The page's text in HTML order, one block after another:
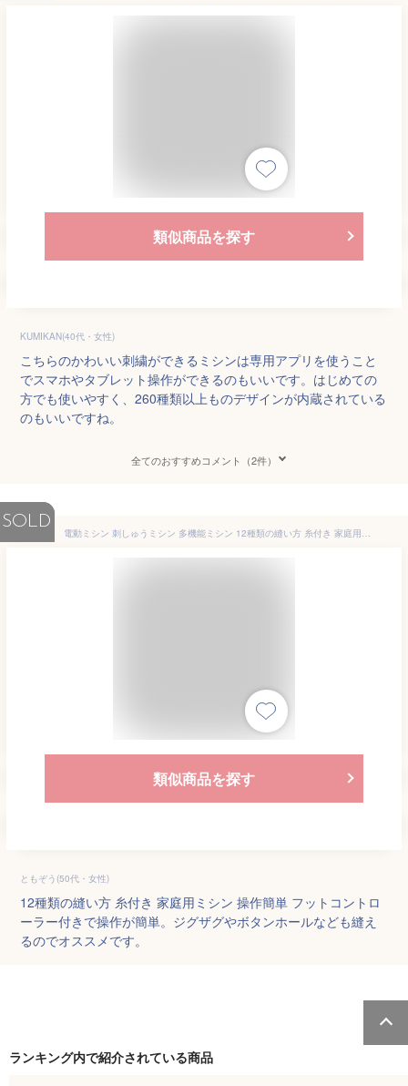
類似商品を探す
KUMIKAN(40代・女性)
こちらのかわいい刺繍ができるミシンは専用アプリを使うこと
でスマホやタブレット操作ができるのもいいです。はじめての
方でも使いやすく、260種類以上ものデザインが内蔵されている
のもいいですね。
全てのおすすめコメント（2件）
SOLD
電動ミシン 刺しゅうミシン 多機能ミシン 12種類の縫い方 糸付き 家庭用ミシン 操作簡単 フットコントローラー ACアダプタと乾電池両方給電可 LEDランプ 糸きり 小物収納 持ち運び便利 スピード調整可 初心者向け 日本語取扱説明書付き 人気 (アメリカ規格)
類似商品を探す
ともぞう(50代・女性)
12種類の縫い方 糸付き 家庭用ミシン 操作簡単 フットコントロ
ーラー付きで操作が簡単。ジグザグやボタンホールなども縫え
るのでオススメです。
ランキング内で紹介されている商品